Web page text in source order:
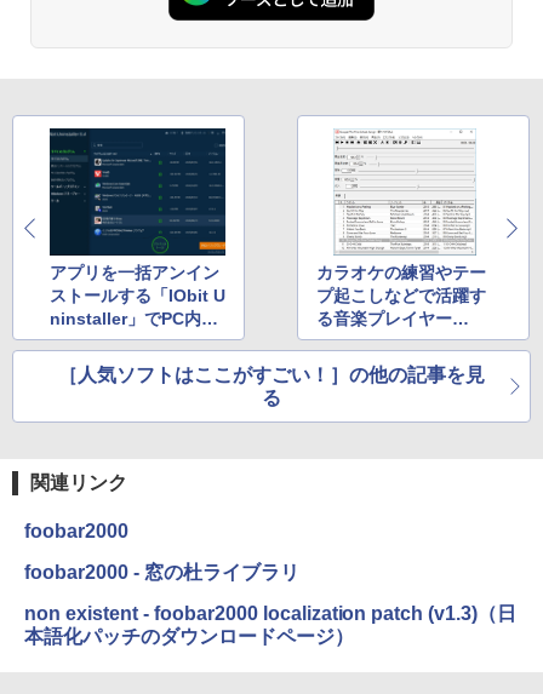
アプリを一括アンイン
ストールする「IObit U
ninstaller」でPC内を
お掃除しよう！
カラオケの練習やテー
プ起こしなどで活躍す
る音楽プレイヤー
「聞々ハヤえもん」
［人気ソフトはここがすごい！］の他の記事を見
る
関連リンク
foobar2000
foobar2000 - 窓の杜ライブラリ
non existent - foobar2000 localization patch (v1.3)（日
本語化パッチのダウンロードページ）